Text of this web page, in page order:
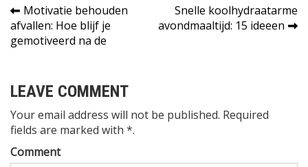
Bericht
navigatie
Motivatie behouden
afvallen: Hoe blijf je
gemotiveerd na de
Snelle koolhydraatarme
avondmaaltijd: 15 ideeen
LEAVE COMMENT
Your email address will not be published. Required
fields are marked with *.
Comment